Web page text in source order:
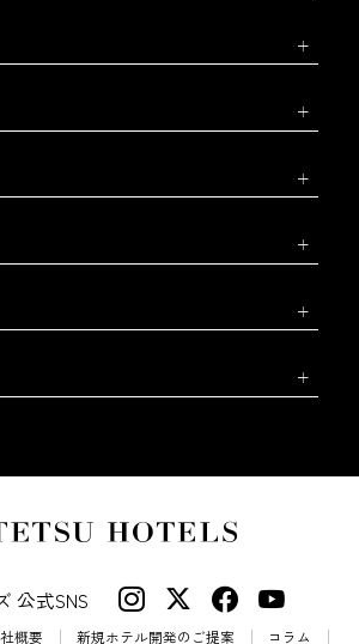
公式SNS
概要 新規ホテル開発のご提案 コラム